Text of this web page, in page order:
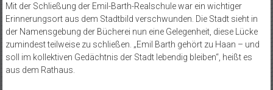
Mit der Schließung der Emil-Barth-Realschule war ein wichtiger
Erinnerungsort aus dem Stadtbild verschwunden. Die Stadt sieht in
der Namensgebung der Bücherei nun eine Gelegenheit, diese Lücke
zumindest teilweise zu schließen. „Emil Barth gehört zu Haan – und
soll im kollektiven Gedächtnis der Stadt lebendig bleiben“, heißt es
aus dem Rathaus.